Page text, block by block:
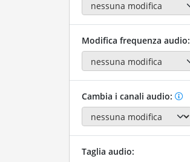
Modifica frequenza audio:
Cambia i canali audio:
Taglia audio: